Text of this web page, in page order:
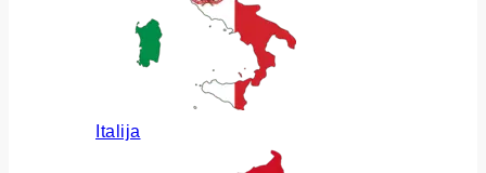
Italija